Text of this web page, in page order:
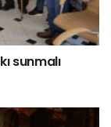
sunmalı